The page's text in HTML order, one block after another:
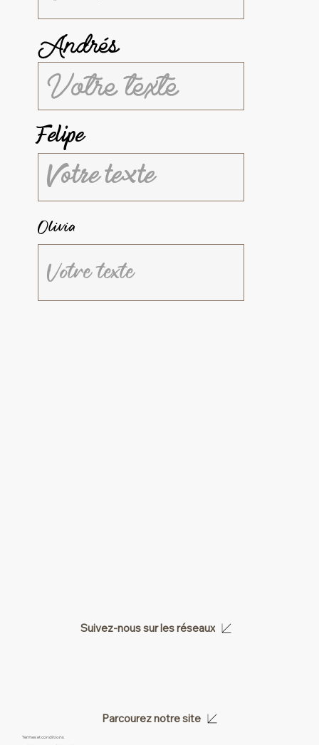
Andrés
Felipe
Olivia
Suivez-nous sur les réseaux
Parcourez notre site
Termes et conditions